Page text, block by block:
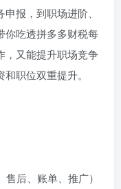
报，到职场进阶、
你吃透拼多多财税每
，又能提升职场竞争
职位双重提升。
后、账单、推广）